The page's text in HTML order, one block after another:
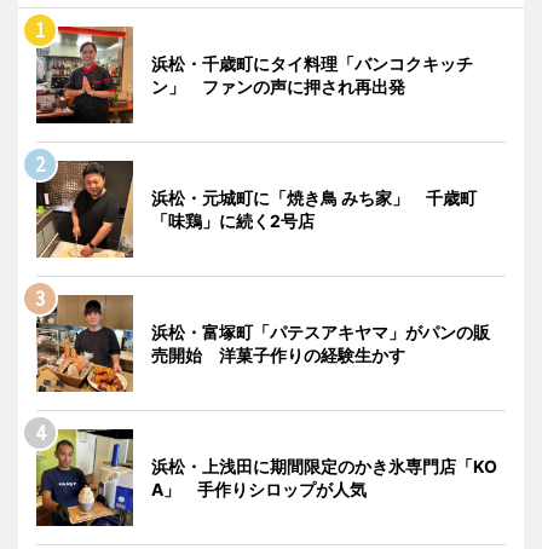
浜松・千歳町にタイ料理「バンコクキッチ
ン」 ファンの声に押され再出発
浜松・元城町に「焼き鳥 みち家」 千歳町
「味鶏」に続く2号店
浜松・富塚町「パテスアキヤマ」がパンの販
売開始 洋菓子作りの経験生かす
浜松・上浅田に期間限定のかき氷専門店「KO
A」 手作りシロップが人気